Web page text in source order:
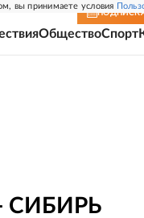
вы принимаете условия
ОбществоСпорт
СИБИРЬ